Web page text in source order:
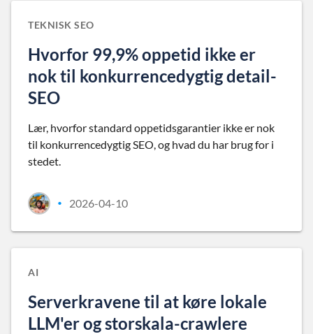
TEKNISK SEO
Hvorfor 99,9% oppetid ikke er
nok til konkurrencedygtig detail-
SEO
Lær, hvorfor standard oppetidsgarantier ikke er nok
til konkurrencedygtig SEO, og hvad du har brug for i
stedet.
• 2026-04-10
AI
Serverkravene til at køre lokale
LLM'er og storskala-crawlere